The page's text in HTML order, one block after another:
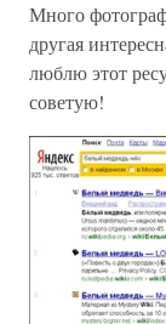
Много
другая
люблю этот
советую!